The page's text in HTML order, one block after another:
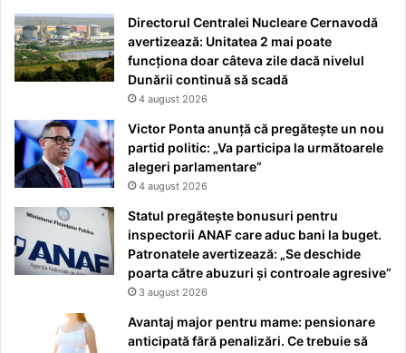
Directorul Centralei Nucleare Cernavodă
avertizează: Unitatea 2 mai poate
funcționa doar câteva zile dacă nivelul
Dunării continuă să scadă
4 august 2026
Victor Ponta anunță că pregătește un nou
partid politic: „Va participa la următoarele
alegeri parlamentare”
4 august 2026
Statul pregătește bonusuri pentru
inspectorii ANAF care aduc bani la buget.
Patronatele avertizează: „Se deschide
poarta către abuzuri și controale agresive”
3 august 2026
Avantaj major pentru mame: pensionare
anticipată fără penalizări. Ce trebuie să